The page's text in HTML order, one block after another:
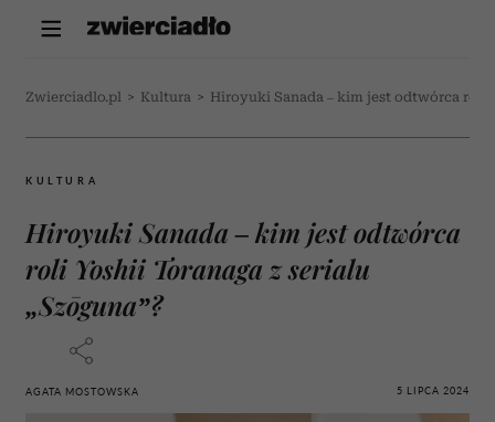
Zwierciadlo.pl > Kultura > Hiroyuki Sanada – kim jest odtwórca roli
KULTURA
Hiroyuki Sanada – kim jest odtwórca
roli Yoshii Toranaga z serialu
„Szōguna”?
AGATA MOSTOWSKA 5 LIPCA 2024